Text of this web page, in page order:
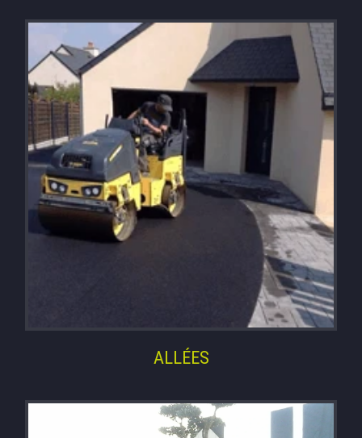
ALLÉES